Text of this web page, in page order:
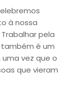
à nossa
pela
é um
vez que o
que vieram